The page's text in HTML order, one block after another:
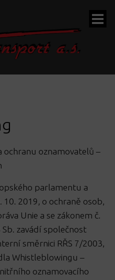
ochranu oznamovatelů –
parlamentu a
10. 2019, o ochraně osob,
Unie a se zákonem č.
zavádí společnost
směrnici RŘS 7/2003,
Whistleblowingu –
oznamovacího